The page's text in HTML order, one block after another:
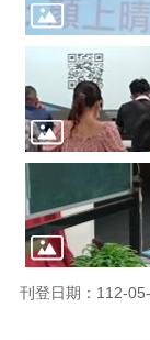
刊登日期：112-